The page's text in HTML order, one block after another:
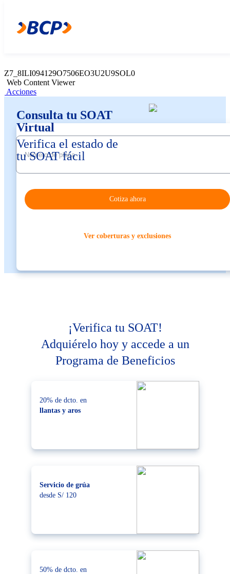
Acciones
Z7_8ILI094129O7506EO3U2U9SOL0
Web Content Viewer
Acciones
Consulta tu SOAT
Virtual
Verifica el estado de
tu SOAT fácil
Cotiza ahora
Ver coberturas y exclusiones
¡Verifica tu SOAT!
Adquiérelo hoy y accede a un
Programa de Beneficios
20% de dcto. en
llantas y aros
Servicio de grúa
desde S/ 120
50% de dcto. en